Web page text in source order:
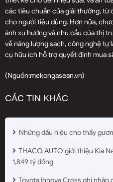
các tiêu chuẩn của giải thưởng, từ
cho người tiêu dùng. Hơn nữa,
ánh xu hướng và nhu cầu của thị
về năng lượng sạch, công nghệ tự
cụ hữu ích hỗ trợ quyết định mua
(Nguồn:mekongasean.vn)
CÁC TIN KHÁC
Những dấu hiệu cho thấy
THACO AUTO giới thiệu Kia
1,849 tỷ đồng
Toyota Innova Cross ghi